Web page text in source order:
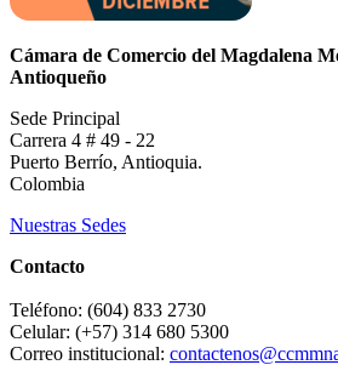
Cámara de Comercio del Magdalena
Antioqueño
Sede Principal
Carrera 4 # 49 - 22
Puerto Berrío, Antioquia.
Colombia
Nuestras Sedes
Contacto
Teléfono: (604) 833 2730
Celular: (+57) 314 680 5300
Correo institucional: